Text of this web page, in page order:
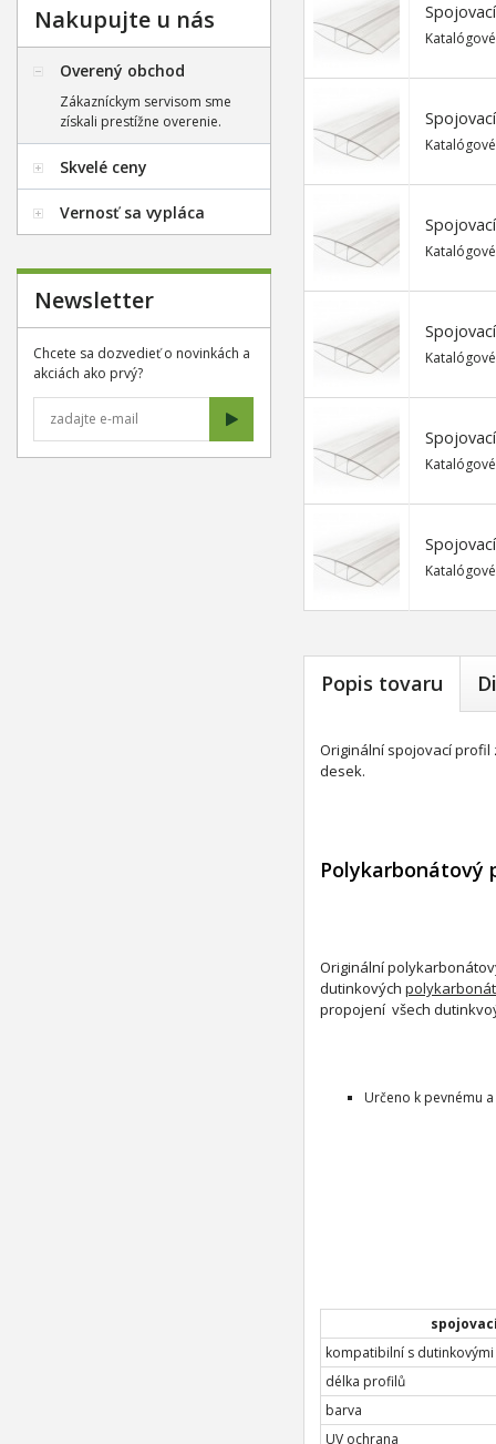
Popis tovaru
Originální spojovací
desek.
Polykarbonátový
Originální
dutinkových
propojení všech
Určeno k pevnému
kompatibilní s
délka profilů
barva
UV ochrana
Nakupujte u nás
Overený obchod
Zákazníckym servisom sme
získali prestížne overenie.
Skvelé ceny
Vernosť sa vypláca
Newsletter
Chcete sa dozvedieť o novinkách a
akciách ako prvý?